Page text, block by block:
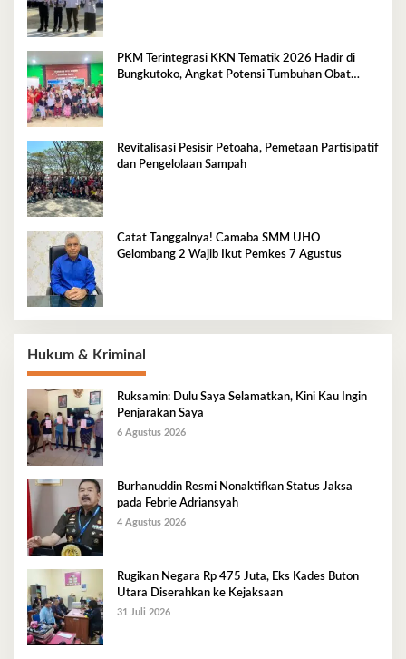
PKM Terintegrasi KKN Tematik 2026 Hadir di
Bungkutoko, Angkat Potensi Tumbuhan Obat
Revitalisasi Pesisir Petoaha, Pemetaan Partisipatif
dan Pengelolaan Sampah
Catat Tanggalnya! Camaba SMM UHO
Gelombang 2 Wajib Ikut Pemkes 7 Agustus
Hukum & Kriminal
Ruksamin: Dulu Saya Selamatkan, Kini Kau Ingin
Penjarakan Saya
6 Agustus 2026
Burhanuddin Resmi Nonaktifkan Status Jaksa
pada Febrie Adriansyah
4 Agustus 2026
Rugikan Negara Rp 475 Juta, Eks Kades Buton
Utara Diserahkan ke Kejaksaan
31 Juli 2026